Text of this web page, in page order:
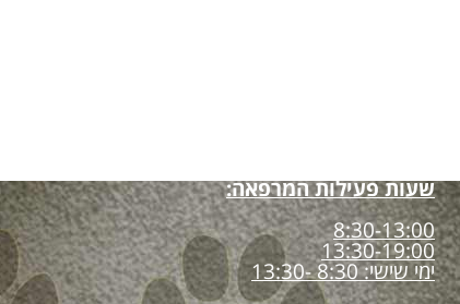
שעות פעילות המרפאה:
8:30-13:00
13:30-19:00
ימי שישי: 8:30 -13:30